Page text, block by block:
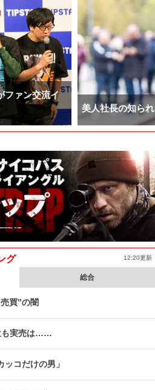
ファン交流イ
美人社長の知ら
グ 12:20更新
総合
買”の闇
も実売は……
コだけの男」